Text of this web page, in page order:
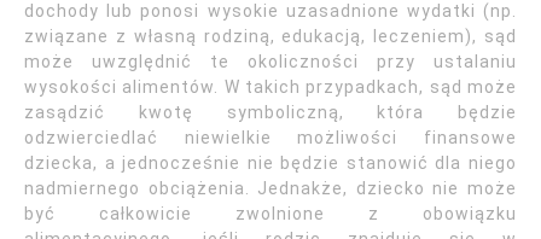
dochody lub ponosi wysokie uzasadnione wydatki (np.
związane z własną rodziną, edukacją, leczeniem), sąd
może uwzględnić te okoliczności przy ustalaniu
wysokości alimentów. W takich przypadkach, sąd może
zasądzić kwotę symboliczną, która będzie
odzwierciedlać niewielkie możliwości finansowe
dziecka, a jednocześnie nie będzie stanowić dla niego
nadmiernego obciążenia. Jednakże, dziecko nie może
być całkowicie zwolnione z obowiązku